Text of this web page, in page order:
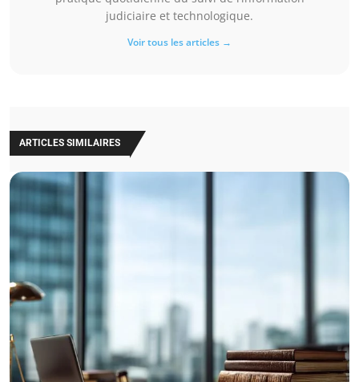
judiciaire et technologique.
Voir tous les articles →
ARTICLES SIMILAIRES